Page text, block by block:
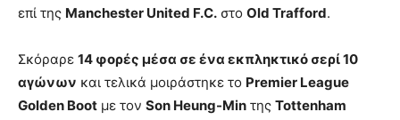
επί της Manchester United F.C. στο Old Trafford.
Σκόραρε 14 φορές μέσα σε ένα εκπληκτικό σερί 10
αγώνων και τελικά μοιράστηκε το Premier League
Golden Boot με τον Son Heung-Min της Tottenham